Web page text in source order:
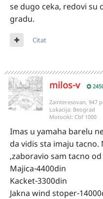
se dugo ceka, redovi
gradu.
Citat
milos-v
Zainteresovan, 947
Lokacija: Beograd
Motocikl: Cbf 1000
Imas u yamaha barelu
da vidis sta imaju tacno.
,zaboravio sam tacno
Majica-4400din
Kacket-3300din
Jakna wind stoper-